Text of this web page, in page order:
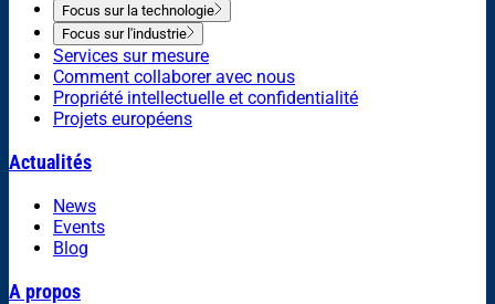
Focus sur la technologie
Focus sur l'industrie
Services sur mesure
Comment collaborer avec nous
Propriété intellectuelle et confidentialité
Projets européens
Actualités
News
Events
Blog
A propos